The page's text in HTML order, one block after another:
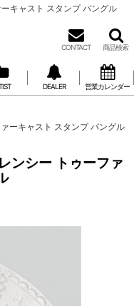
キャスト スタンプ バングル
CONTACT 商品検索
DEALER 営業カレンダー
ーキャスト スタンプ バングル
ンシー トゥーファ